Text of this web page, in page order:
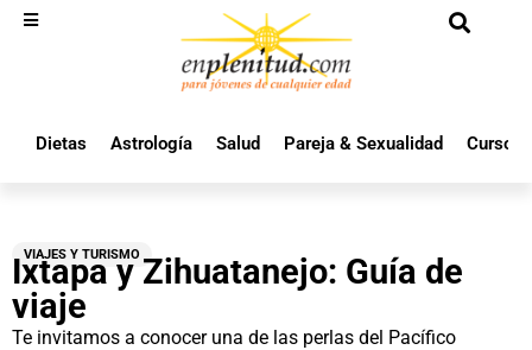
Dietas Astrología Salud Pareja & Sexualidad Cursos
VIAJES Y TURISMO
Ixtapa y Zihuatanejo: Guía de
viaje
Te invitamos a conocer una de las perlas del Pacífico